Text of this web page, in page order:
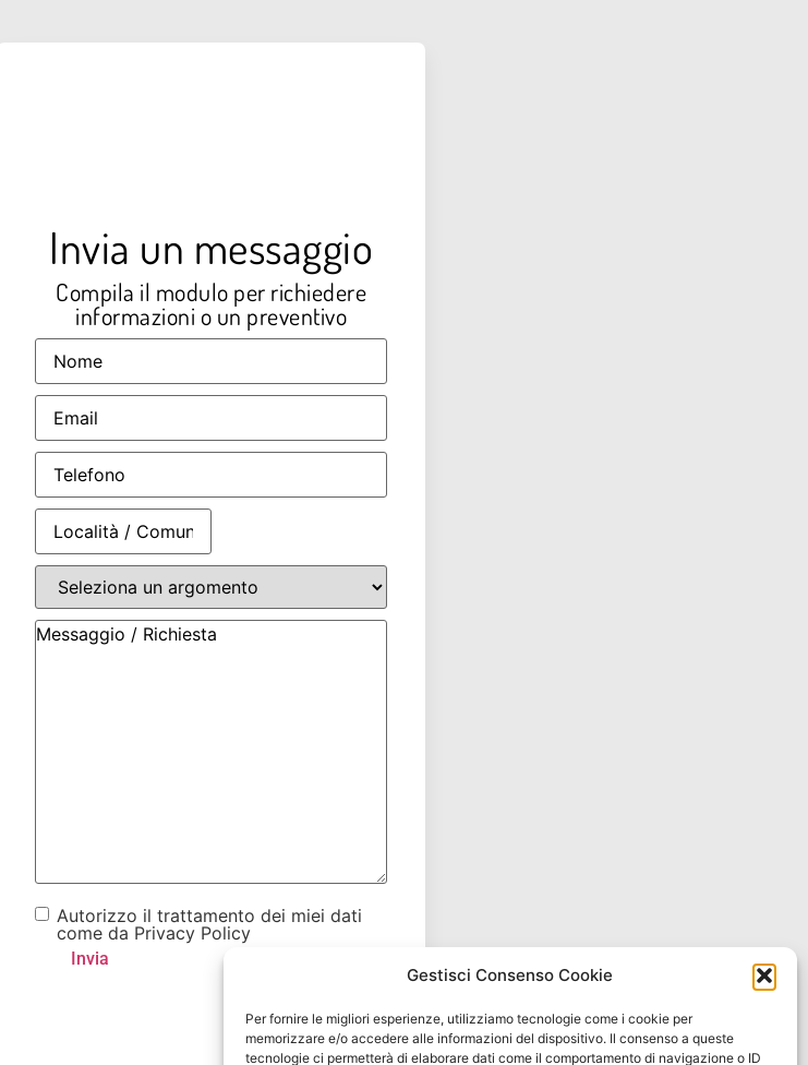
Gestisci Consenso Cookie
Per fornire le migliori esperienze, utilizziamo tecnologie come i cookie per
memorizzare e/o accedere alle informazioni del dispositivo. Il consenso a queste
tecnologie ci permetterà di elaborare dati come il comportamento di navigazione o ID
Invia un messaggio
Compila il modulo per richiedere
informazioni o un preventivo
Autorizzo il trattamento dei miei dati
come da Privacy Policy